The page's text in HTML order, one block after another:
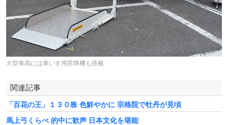
大型車両には車いす用昇降機も搭載
関連記事
「百花の王」１３０株 色鮮やかに 宗格院で牡丹が見頃
馬上弓くらべ 的中に歓声 日本文化を堪能